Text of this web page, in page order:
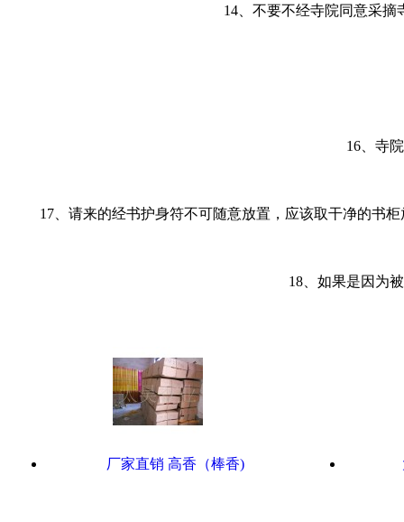
14、不要不经寺院同意采
16、寺
17、请来的经书护身符不可随意放置，应该取干净的书
18、如果是因为
厂家直销 高香（棒香)